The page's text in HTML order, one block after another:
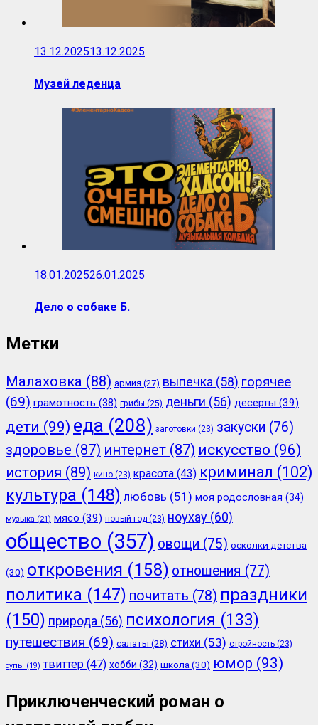
13.12.202513.12.2025
Музей леденца
18.01.202526.01.2025
Дело о собаке Б.
Метки
Малаховка (88) армия (27) выпечка (58) горячее
(69) грамотность (38) грибы (25) деньги (56) десерты (39)
дети (99) еда (208) заготовки (23) закуски (76)
здоровье (87) интернет (87) искусство (96)
история (89) кино (23) красота (43) криминал (102)
культура (148) любовь (51) моя родословная (34)
музыка (21) мясо (39) новый год (23) ноухау (60)
общество (357) овощи (75) осколки детства
(30) откровения (158) отношения (77)
политика (147) почитать (78) праздники
(150) природа (56) психология (133)
путешествия (69) салаты (28) стихи (53) стройность (23)
супы (19) твиттер (47) хобби (32) школа (30) юмор (93)
Приключенческий роман о